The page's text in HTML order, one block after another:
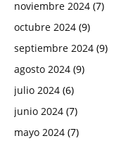
noviembre 2024 (7)
octubre 2024 (9)
septiembre 2024 (9)
agosto 2024 (9)
julio 2024 (6)
junio 2024 (7)
mayo 2024 (7)